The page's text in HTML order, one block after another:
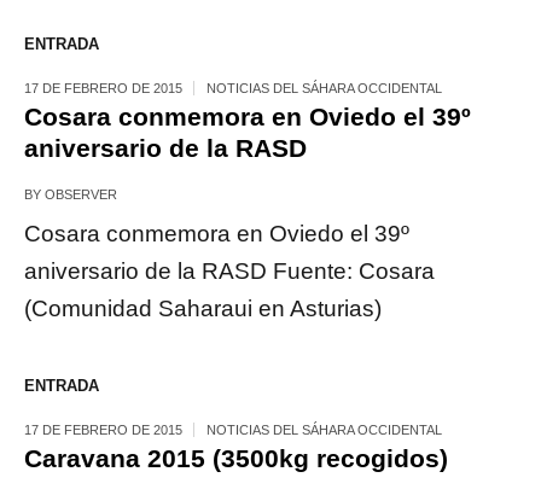
ENTRADA
17 DE FEBRERO DE 2015 NOTICIAS DEL SÁHARA OCCIDENTAL
Cosara conmemora en Oviedo el 39º
aniversario de la RASD
BY OBSERVER
Cosara conmemora en Oviedo el 39º
aniversario de la RASD Fuente: Cosara
(Comunidad Saharaui en Asturias)
ENTRADA
17 DE FEBRERO DE 2015 NOTICIAS DEL SÁHARA OCCIDENTAL
Caravana 2015 (3500kg recogidos)